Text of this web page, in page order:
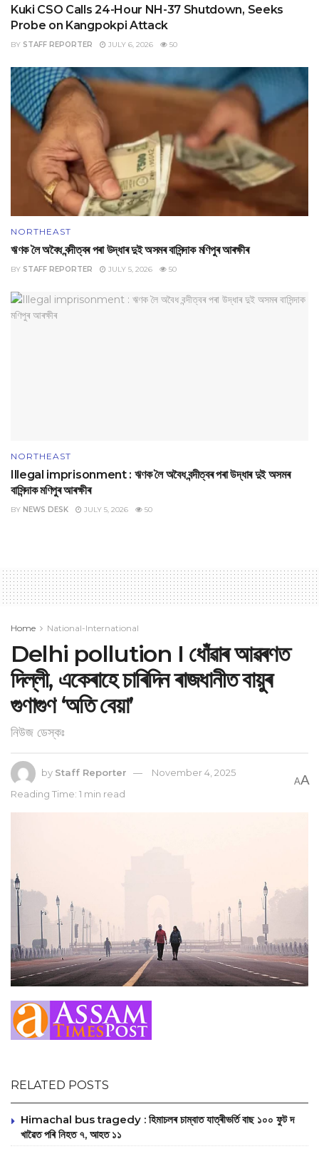
Kuki CSO Calls 24-Hour NH-37 Shutdown, Seeks
Probe on Kangpokpi Attack
BY STAFF REPORTER JULY 6, 2026 50
NORTHEAST
ঋণক লৈ অবৈধ বন্দীত্বৰ পৰা উদ্ধাৰ দুই অসমৰ বাসিন্দাক মণিপুৰ আৰক্ষীৰ
BY STAFF REPORTER JULY 5, 2026 50
NORTHEAST
Illegal imprisonment : ঋণক লৈ অবৈধ বন্দীত্বৰ পৰা উদ্ধাৰ দুই অসমৰ
বাসিন্দাক মণিপুৰ আৰক্ষীৰ
BY NEWS DESK JULY 5, 2026 50
Home National-International
Delhi pollution I ধোঁৱাৰ আৱৰণত
দিল্লী, একেৰাহে চাৰিদিন ৰাজধানীত বায়ুৰ
গুণাগুণ ‘অতি বেয়া’
নিউজ ডেস্কঃ
by Staff Reporter
November 4, 2025
Reading Time: 1 min read
AA
RELATED POSTS
Himachal bus tragedy : হিমাচলৰ চাম্বাত যাত্ৰীভৰ্তি বাছ ১০০ ফুট দ
খাৱৈত পৰি নিহত ৭, আহত ১১